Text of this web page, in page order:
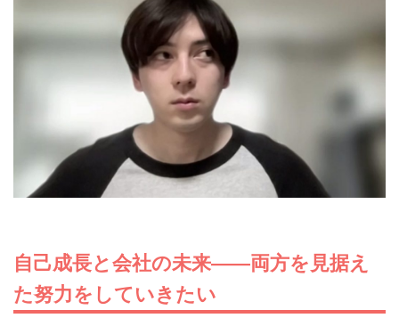
自己成長と会社の未来――両方を見据え
た努力をしていきたい